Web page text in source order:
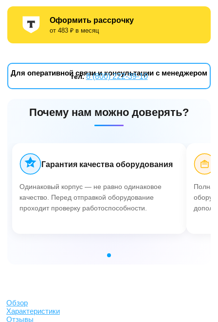
Оформить рассрочку
от 483 ₽ в месяц
Для оперативной связи и консультации с менеджером
тел. 8 (800) 222-39-10
Почему нам можно доверять?
Гарантия качества оборудования
Одинаковый корпус — не равно одинаковое
качество. Перед отправкой оборудование
проходит проверку работоспособности.
Обзор
Характеристики
Отзывы